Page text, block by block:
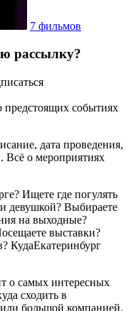
7 фильмов
рассылку?
предстоящих событиях
дата проведения,
о мероприятиях
Ищете где погулять
девушкой? Выбираете
на выходные?
выставки?
КудаЕкатеринбург
о самых интересных
сходить в
большой компанией.